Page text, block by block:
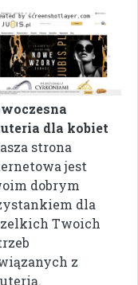
dla kobiet
strona
jest
dobrym
dla
Twoich
z